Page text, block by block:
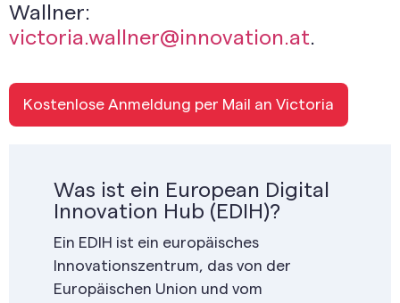
Wallner:
victoria.wallner@innovation.at.
Kostenlose Anmeldung per Mail an Victoria
Was ist ein European Digital
Innovation Hub (EDIH)?
Ein EDIH ist ein europäisches
Innovationszentrum, das von der
Europäischen Union und vom